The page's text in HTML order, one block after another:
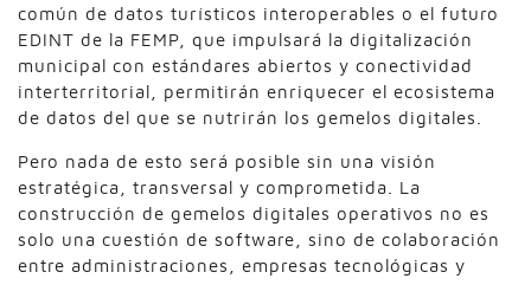
común de datos turísticos interoperables o el futuro
EDINT de la FEMP, que impulsará la digitalización
municipal con estándares abiertos y conectividad
interterritorial, permitirán enriquecer el ecosistema
de datos del que se nutrirán los gemelos digitales.
Pero nada de esto será posible sin una visión
estratégica, transversal y comprometida. La
construcción de gemelos digitales operativos no es
solo una cuestión de software, sino de colaboración
entre administraciones, empresas tecnológicas y